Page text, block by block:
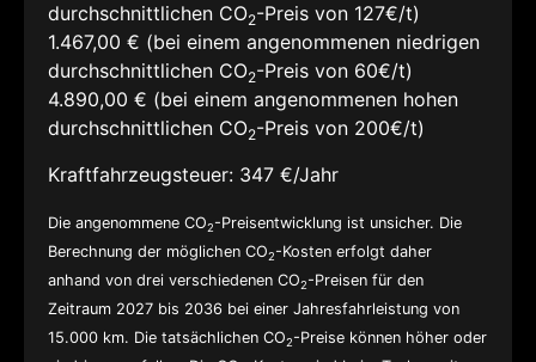
durchschnittlichen CO2-Preis von 127€/t)
1.467,00 € (bei einem angenommenen niedrigen
durchschnittlichen CO2-Preis von 60€/t)
4.890,00 € (bei einem angenommenen hohen
durchschnittlichen CO2-Preis von 200€/t)
Kraftfahrzeugsteuer: 347 €/Jahr
Die angenommene CO2-Preisentwicklung ist unsicher. Die
Berechnung der möglichen CO2-Kosten erfolgt daher
anhand von drei verschiedenen CO2-Preisen für den
Zeitraum 2027 bis 2036 bei einer Jahresfahrleistung von
15.000 km. Die tatsächlichen CO2-Preise können höher oder